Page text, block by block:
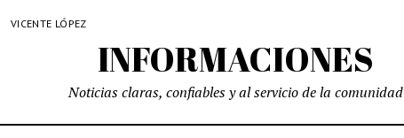
VICENTE LÓPEZ
INFORMACIONES
Noticias claras, confiables y al servicio de la comunidad